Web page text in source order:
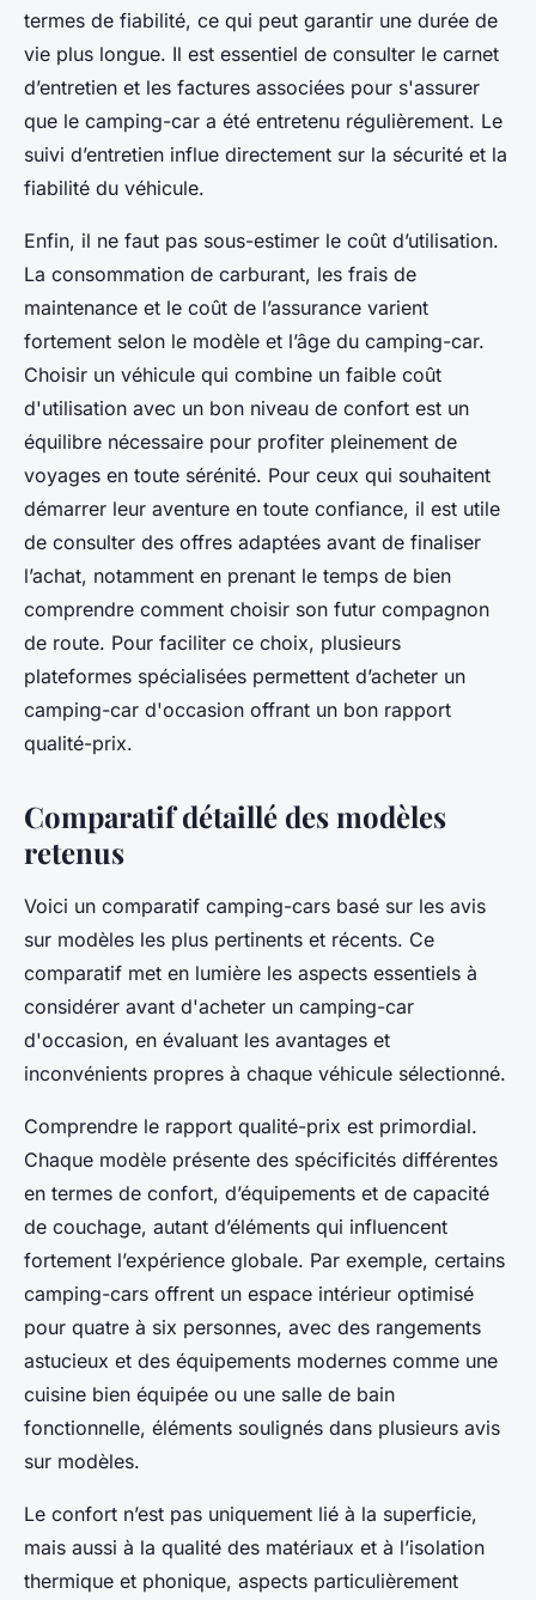
termes de fiabilité, ce qui peut garantir une durée de
vie plus longue. Il est essentiel de consulter le carnet
d’entretien et les factures associées pour s'assurer
que le camping-car a été entretenu régulièrement. Le
suivi d’entretien influe directement sur la sécurité et la
fiabilité du véhicule.
Enfin, il ne faut pas sous-estimer le coût d’utilisation.
La consommation de carburant, les frais de
maintenance et le coût de l’assurance varient
fortement selon le modèle et l’âge du camping-car.
Choisir un véhicule qui combine un faible coût
d'utilisation avec un bon niveau de confort est un
équilibre nécessaire pour profiter pleinement de
voyages en toute sérénité. Pour ceux qui souhaitent
démarrer leur aventure en toute confiance, il est utile
de consulter des offres adaptées avant de finaliser
l’achat, notamment en prenant le temps de bien
comprendre comment choisir son futur compagnon
de route. Pour faciliter ce choix, plusieurs
plateformes spécialisées permettent d’acheter un
camping-car d'occasion offrant un bon rapport
qualité-prix.
Comparatif détaillé des modèles
retenus
Voici un comparatif camping-cars basé sur les avis
sur modèles les plus pertinents et récents. Ce
comparatif met en lumière les aspects essentiels à
considérer avant d'acheter un camping-car
d'occasion, en évaluant les avantages et
inconvénients propres à chaque véhicule sélectionné.
Comprendre le rapport qualité-prix est primordial.
Chaque modèle présente des spécificités différentes
en termes de confort, d’équipements et de capacité
de couchage, autant d’éléments qui influencent
fortement l’expérience globale. Par exemple, certains
camping-cars offrent un espace intérieur optimisé
pour quatre à six personnes, avec des rangements
astucieux et des équipements modernes comme une
cuisine bien équipée ou une salle de bain
fonctionnelle, éléments soulignés dans plusieurs avis
sur modèles.
Le confort n’est pas uniquement lié à la superficie,
mais aussi à la qualité des matériaux et à l’isolation
thermique et phonique, aspects particulièrement